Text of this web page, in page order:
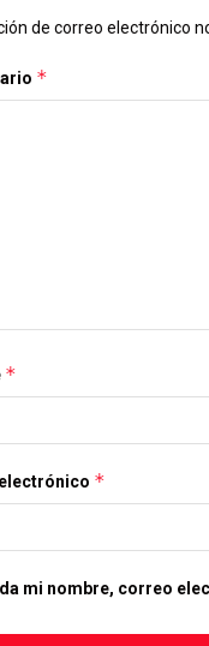
de correo electrónico
*
*
*
mi nombre, correo